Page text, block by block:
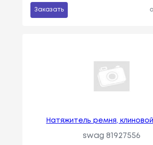
Заказать
Натяжитель ремня,
swag 81927556